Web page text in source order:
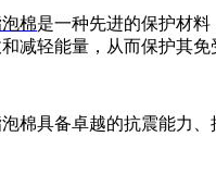
棉是一种先进的保护材
减轻能量，从而保护其
棉具备卓越的抗震能力